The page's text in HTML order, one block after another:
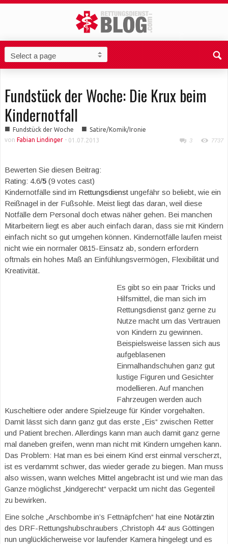
Fundstück der Woche: Die Krux beim
Kindernotfall
■ Fundstück der Woche ■ Satire/Komik/Ironie
von Fabian Lindinger - 01.07.2013 3 7737
Bewerten Sie diesen Beitrag:
Rating: 4.6/5 (9 votes cast)
Kindernotfälle sind im Rettungsdienst ungefähr so beliebt, wie ein
Reißnagel in der Fußsohle. Meist liegt das daran, weil diese
Notfälle dem Personal doch etwas näher gehen. Bei manchen
Mitarbeitern liegt es aber auch einfach daran, dass sie mit Kindern
einfach nicht so gut umgehen können. Kindernotfälle laufen meist
nicht wie ein normaler 0815-Einsatz ab, sondern erfordern
oftmals ein hohes Maß an Einfühlungsvermögen, Flexibilität und
Kreativität.
Es gibt so ein paar Tricks und
Hilfsmittel, die man sich im
Rettungsdienst ganz gerne zu
Nutze macht um das Vertrauen
von Kindern zu gewinnen.
Beispielsweise lassen sich aus
aufgeblasenen
Einmalhandschuhen ganz gut
lustige Figuren und Gesichter
modellieren. Auf manchen
Fahrzeugen werden auch
Kuscheltiere oder andere Spielzeuge für Kinder vorgehalten.
Damit lässt sich dann ganz gut das erste „Eis“ zwischen Retter
und Patient brechen. Allerdings kann man auch damit ganz gerne
mal daneben greifen, wenn man nicht mit Kindern umgehen kann.
Das Problem: Hat man es bei einem Kind erst einmal verscherzt,
ist es verdammt schwer, das wieder gerade zu biegen. Man muss
also wissen, wann welches Mittel angebracht ist und wie man das
Ganze möglichst „kindgerecht“ verpackt um nicht das Gegenteil
zu bewirken.
Eine solche „Arschbombe in’s Fettnäpfchen“ hat eine Notärztin
des DRF-Rettungshubschraubers ‚Christoph 44‘ aus Göttingen
nun unglücklicherweise vor laufender Kamera hingelegt und es